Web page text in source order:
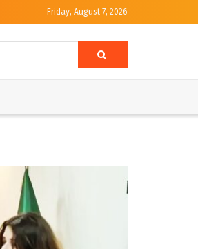
Friday, August 7, 2026